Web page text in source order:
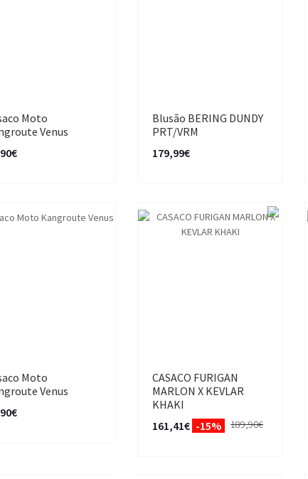
Moto
Venus
Blusão BERING DUNDY
PRT/VRM
179,99€
Moto
Venus
CASACO FURIGAN
MARLON X KEVLAR
KHAKI
161,41€ -15% 189,90€